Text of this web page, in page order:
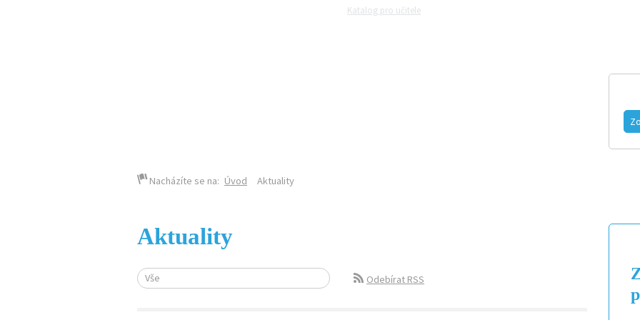
Katalog pro učitele
FOTOGALERIE
Nacházíte se na: Úvod Aktuality
Aktuality
Vše Odebírat RSS